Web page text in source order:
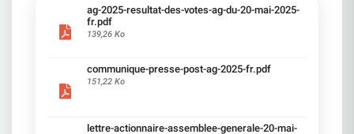
souligné la forte amélioration en 2024 de tous les
facteurs financiers et le premier trimestre 2025
encourageant.Le Directeur Général, Slawomir
solide. Etre une banque simple et intégrée. Etre
une banque efficace. Etre une banque rentable. Le
ag-2025-resultat-des-votes-ag-du-20-mai-2025-
fr.pdf
139,26 Ko
communique-presse-post-ag-2025-fr.pdf
151,22 Ko
lettre-actionnaire-assemblee-generale-20-mai-